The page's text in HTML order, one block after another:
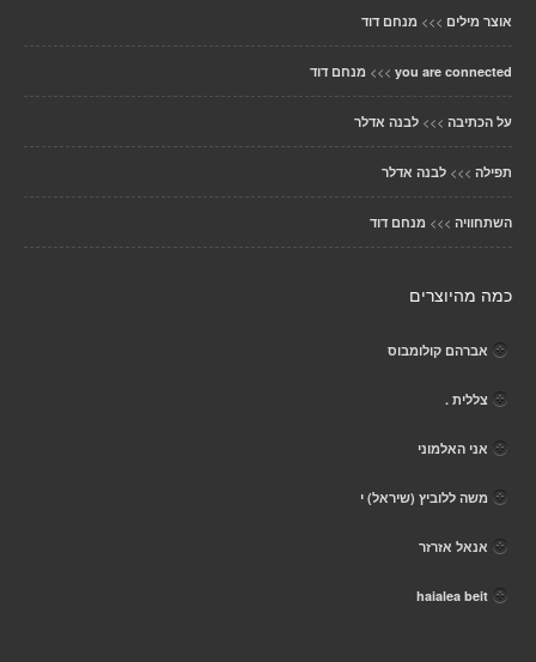
אוצר מילים >>> מנחם דוד
you are connected
>>> מנחם דוד
על הכתיבה >>> לבנה אדלר
תפילה >>> לבנה אדלר
השתחוויה >>> מנחם דוד
כמה מהיוצרים
אברהם קולומבוס
צללית .
אני האלמוני
משה ללוביץ (שיראל) י
אנאל אזרזר
haialea beit